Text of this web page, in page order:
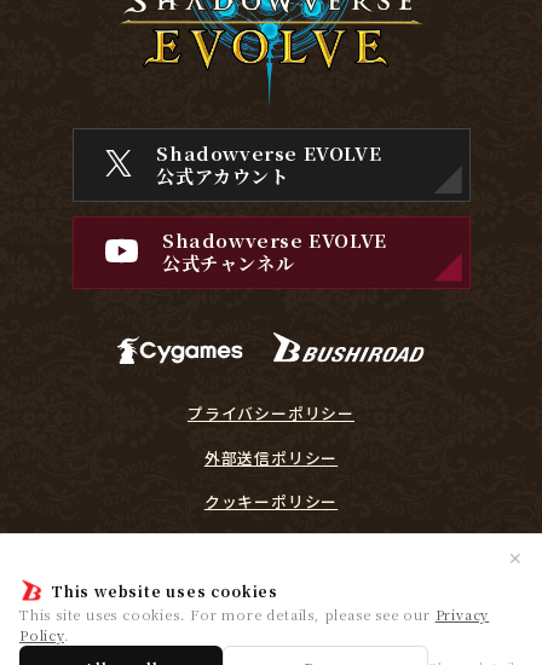
This website uses cookies
This site uses cookies. For more details, please see our Privacy
Policy.
✕
Shadowverse EVOLVE
公式アカウント
Shadowverse EVOLVE
公式チャンネル
プライバシーポリシー
外部送信ポリシー
クッキーポリシー
プレイヤーリスペクト宣言
© Cygames, Inc. ©Bushiroad